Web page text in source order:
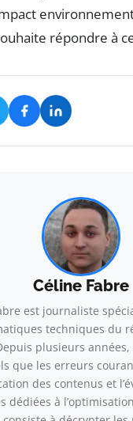
répondre à
Céline Fabre
est journaliste
techniques du
plusieurs années,
que les erreurs
des contenus et
dédiées à